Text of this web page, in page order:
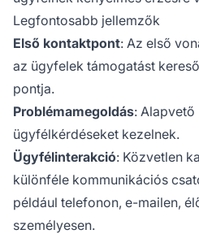
Legfontosabb jellemzők
Első kontaktpont: Az első
az ügyfelek támogatást
pontja.
Problémamegoldás: Alapvető
ügyfélkérdéseket kezelnek.
Ügyfélinterakció: Közvetlen
különféle kommunikációs
például telefonon, e-mailen,
személyesen.